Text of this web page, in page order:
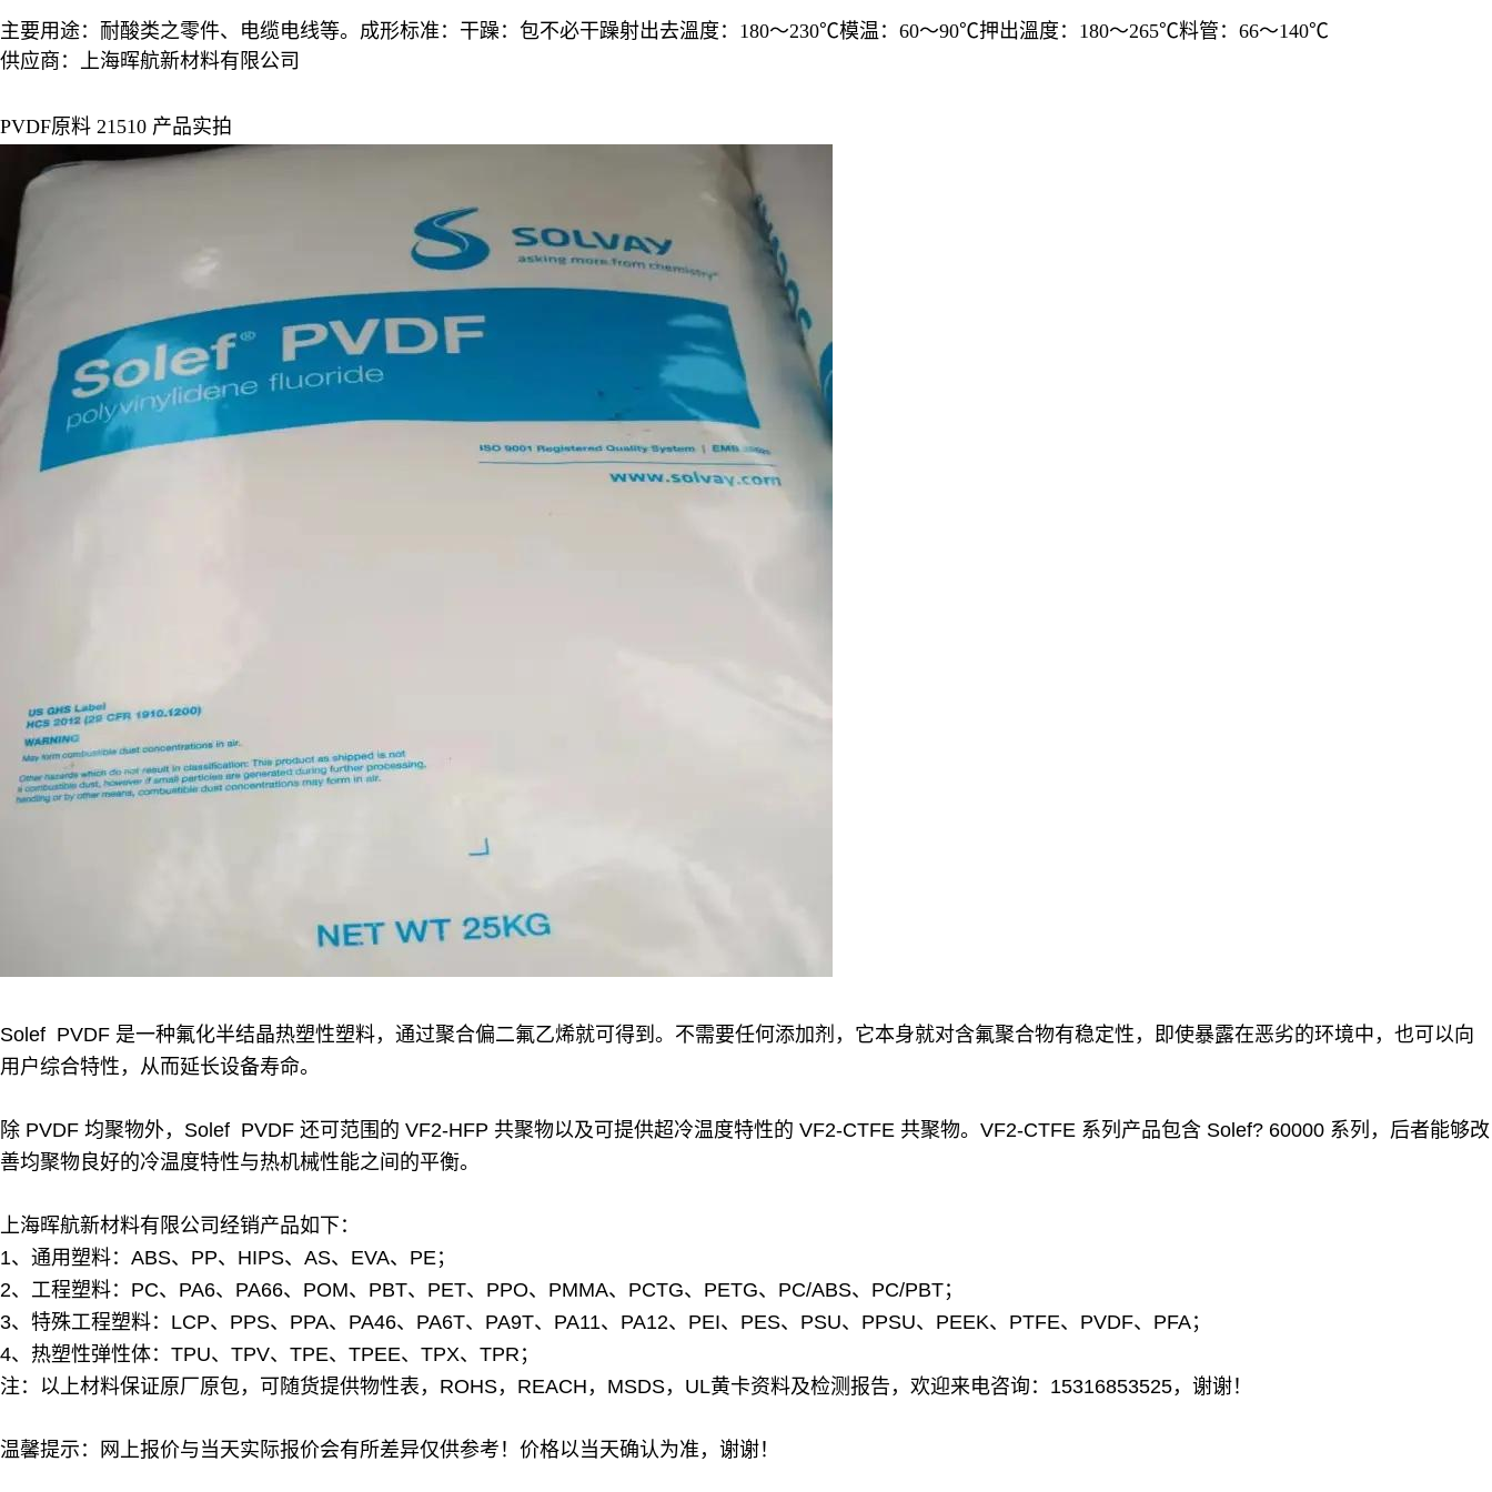
主要用途：耐酸类之零件、电缆电线等。成形标准：干躁：包不必干躁射出去溫度：180～230℃模温：60～90℃押出溫度：180～265℃料管：66～140℃
供应商：上海晖航新材料有限公司
PVDF原料 21510 产品实拍
Solef PVDF 是一种氟化半结晶热塑性塑料，通过聚合偏二氟乙烯就可得到。不需要任何添加剂，它本身就对含氟聚合物有稳定性，即使暴露在恶劣的环境中，也可以向
用户综合特性，从而延长设备寿命。
除 PVDF 均聚物外，Solef PVDF 还可范围的 VF2-HFP 共聚物以及可提供超冷温度特性的 VF2-CTFE 共聚物。VF2-CTFE 系列产品包含 Solef? 60000 系列，后者能够改
善均聚物良好的冷温度特性与热机械性能之间的平衡。
上海晖航新材料有限公司经销产品如下：
1、通用塑料：ABS、PP、HIPS、AS、EVA、PE；
2、工程塑料：PC、PA6、PA66、POM、PBT、PET、PPO、PMMA、PCTG、PETG、PC/ABS、PC/PBT；
3、特殊工程塑料：LCP、PPS、PPA、PA46、PA6T、PA9T、PA11、PA12、PEI、PES、PSU、PPSU、PEEK、PTFE、PVDF、PFA；
4、热塑性弹性体：TPU、TPV、TPE、TPEE、TPX、TPR；
注：以上材料保证原厂原包，可随货提供物性表，ROHS，REACH，MSDS，UL黄卡资料及检测报告，欢迎来电咨询：15316853525，谢谢！
温馨提示：网上报价与当天实际报价会有所差异仅供参考！价格以当天确认为准，谢谢！